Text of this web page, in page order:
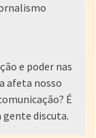
e poder nas
afeta nosso
É
gente discuta.